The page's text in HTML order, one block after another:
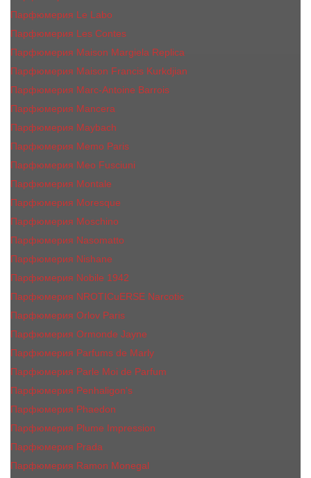
Парфюмерия Le Labo
Парфюмерия Les Contes
Парфюмерия Maison Margiela Replica
Парфюмерия Maison Francis Kurkdjian
Парфюмерия Marc-Antoine Barrois
Парфюмерия Mancera
Парфюмерия Maybach
Парфюмерия Memo Paris
Парфюмерия Meo Fusciuni
Парфюмерия Montale
Парфюмерия Moresque
Парфюмерия Moschino
Парфюмерия Nasomatto
Парфюмерия Nishane
Парфюмерия Nobile 1942
Парфюмерия NROTICuERSE Narcotic
Парфюмерия Orlov Paris
Парфюмерия Ormonde Jayne
Парфюмерия Parfums de Marly
Парфюмерия Parle Moi de Parfum
Парфюмерия Penhaligon's
Парфюмерия Phaedon
Парфюмерия Plume Impression
Парфюмерия Prada
Парфюмерия Ramon Monegal